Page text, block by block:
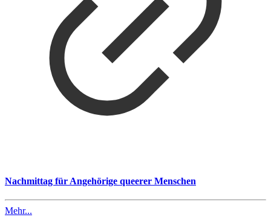
Nachmittag für Angehörige queerer Menschen
Mehr...